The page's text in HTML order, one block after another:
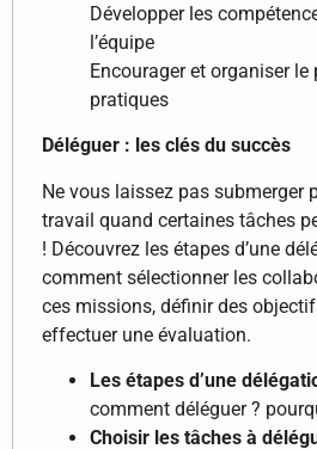
Développer les
l’équipe
Encourager et organiser
pratiques
Déléguer : les clés du succès
Ne vous laissez pas submerger
travail quand certaines tâches
! Découvrez les étapes d’une
comment sélectionner les
ces missions, définir des
effectuer une évaluation.
Les étapes d’une
comment déléguer ?
Choisir les tâches à